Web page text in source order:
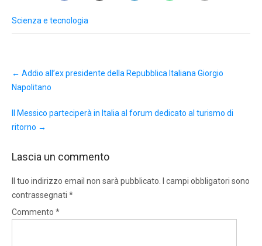
Scienza e tecnologia
navigation
← Addio all’ex presidente della Repubblica Italiana Giorgio
Napolitano
Il Messico parteciperà in Italia al forum dedicato al turismo di
ritorno →
Lascia un commento
Il tuo indirizzo email non sarà pubblicato.
I campi obbligatori sono
contrassegnati *
Commento *